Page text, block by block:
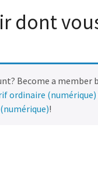
dont
Become a member
ordinaire (numérique)
!